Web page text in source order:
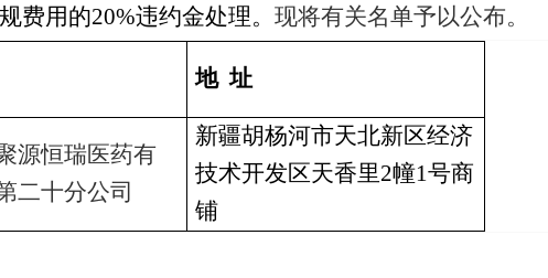
费用的20%违约金处理。 现将有关名单予以公布。
地 址
源恒瑞医药有
二十分公司
新疆胡杨河市天北新区经济
技术开发区天香里2幢1号商
铺